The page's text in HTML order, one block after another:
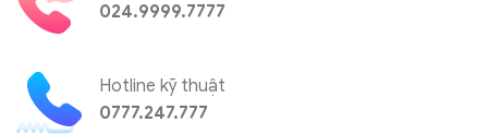
024.9999.7777
Hotline kỹ thuật
0777.247.777